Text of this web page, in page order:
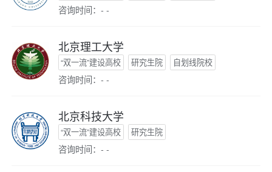
咨询时间：- -
北京理工大学
“双一流”建设高校 研究生院 自划线院校
咨询时间：- -
北京科技大学
“双一流”建设高校 研究生院
咨询时间：- -